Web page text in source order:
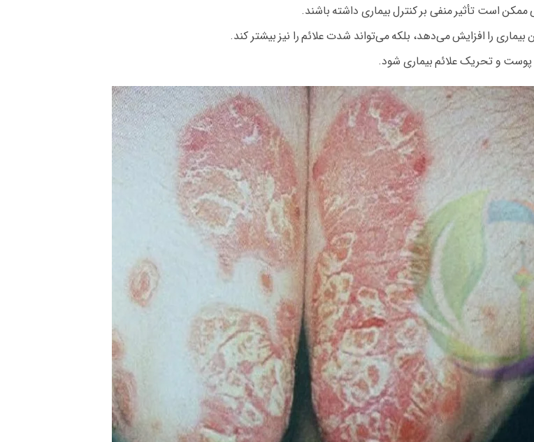
ممکن است تأثیر منفی بر کنترل بیماری داشته باشند.
را افزایش می‌دهد، بلکه می‌تواند شدت علائم را نیز بیشتر کند.
و تحریک علائم بیماری شود.